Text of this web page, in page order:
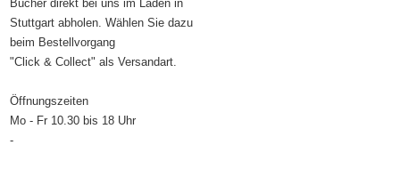
Bücher direkt bei uns im Laden in
Stuttgart abholen. Wählen Sie dazu
beim Bestellvorgang
"Click & Collect" als Versandart.
Öffnungszeiten
Mo - Fr 10.30 bis 18 Uhr
-